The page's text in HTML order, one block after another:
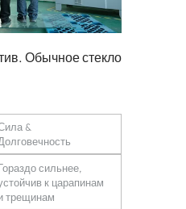
Обычное стекло
&
сильнее,
к царапинам
трещинам